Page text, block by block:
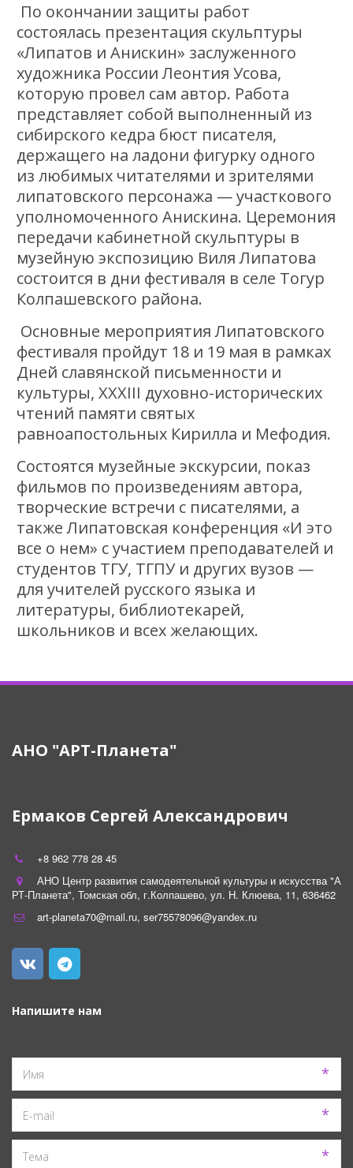
По окончании защиты работ
состоялась презентация скульптуры
«Липатов и Анискин» заслуженного
художника России Леонтия Усова,
которую провел сам автор. Работа
представляет собой выполненный из
сибирского кедра бюст писателя,
держащего на ладони фигурку одного
из любимых читателями и зрителями
липатовского персонажа — участкового
уполномоченного Анискина. Церемония
передачи кабинетной скульптуры в
музейную экспозицию Виля Липатова
состоится в дни фестиваля в селе Тогур
Колпашевского района.
Основные мероприятия Липатовского
фестиваля пройдут 18 и 19 мая в рамках
Дней славянской письменности и
культуры, XXXIII духовно-исторических
чтений памяти святых
равноапостольных Кирилла и Мефодия.
Состоятся музейные экскурсии, показ
фильмов по произведениям автора,
творческие встречи с писателями, а
также Липатовская конференция «И это
все о нем» с участием преподавателей и
студентов ТГУ, ТГПУ и других вузов —
для учителей русского языка и
литературы, библиотекарей,
школьников и всех желающих.
АНО "АРТ-Планета"
Ермаков Сергей Александрович
+8 962 778 28 45
АНО Центр развития самодеятельной культуры и искусства "А
РТ-Планета", Томская обл, г.Колпашево, ул. Н. Клюева, 11, 636462
art-planeta70@mail.ru, ser75578096@yandex.ru
Напишите нам
*
*
*